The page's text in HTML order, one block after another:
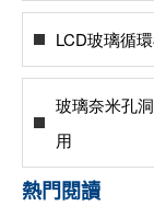
LCD玻璃循
玻璃奈米孔
用
熱門閱讀